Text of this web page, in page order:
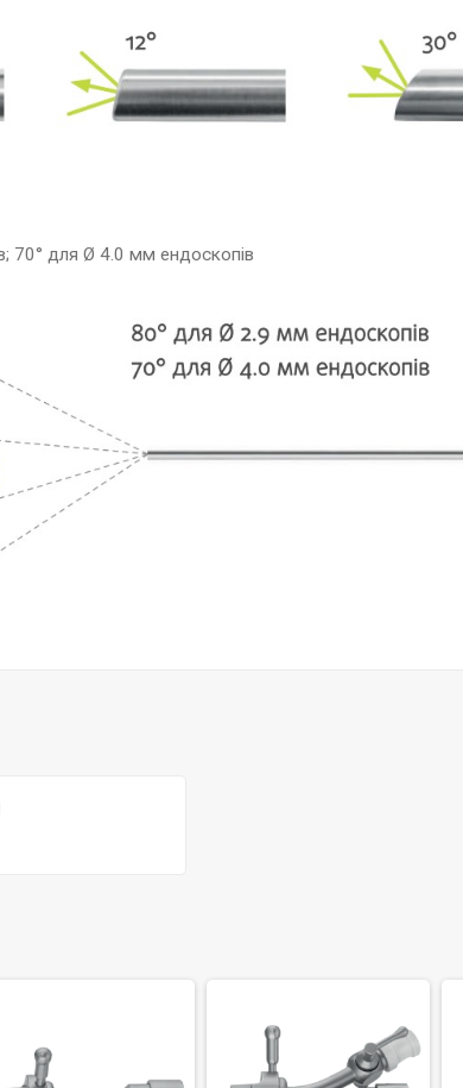
70° для Ø 4.0 мм ендоскопів